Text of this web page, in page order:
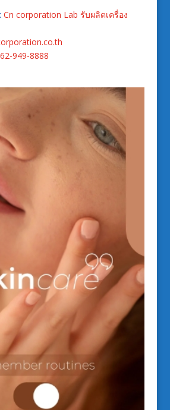
Cn corporation Lab รับผลิตเครื่อง
949-8888